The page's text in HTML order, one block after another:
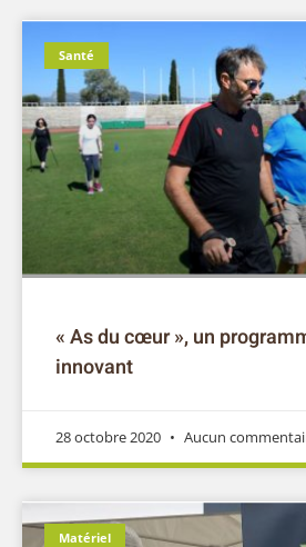
Santé
« As du cœur », un
innovant
28 octobre 2020 Aucun
Matériel